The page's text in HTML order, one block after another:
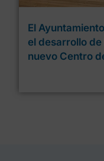
El
el desarrollo
nuevo Centro